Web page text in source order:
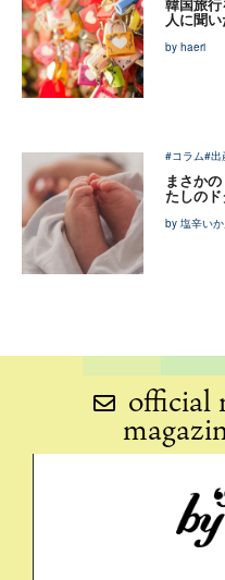
人に聞い
by haeri
#コラム#出
まさか
たしの
by 塩辛い
official